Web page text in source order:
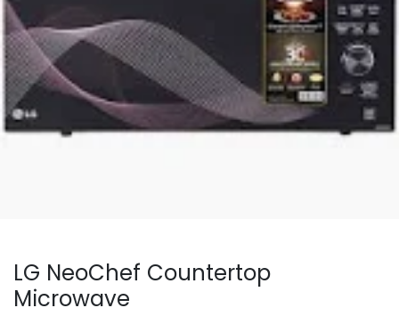
LG NeoChef Countertop
Microwave